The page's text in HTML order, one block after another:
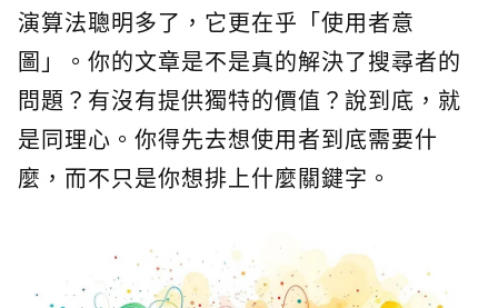
演算法聰明多了，它更在乎「使用者意
圖」。你的文章是不是真的解決了搜尋者的
問題？有沒有提供獨特的價值？說到底，就
是同理心。你得先去想使用者到底需要什
麼，而不只是你想排上什麼關鍵字。